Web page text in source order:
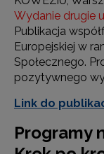
Wydanie drugie
Publikacja
Europejskiej w
Społecznego.
pozytywnego
Link do
Programy